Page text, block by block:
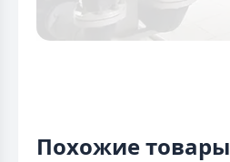
Похожие товары